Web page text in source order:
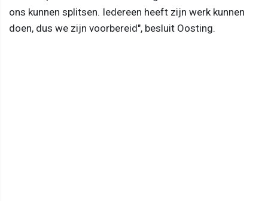
ons kunnen splitsen. Iedereen heeft zijn werk kunnen
doen, dus we zijn voorbereid", besluit Oosting.